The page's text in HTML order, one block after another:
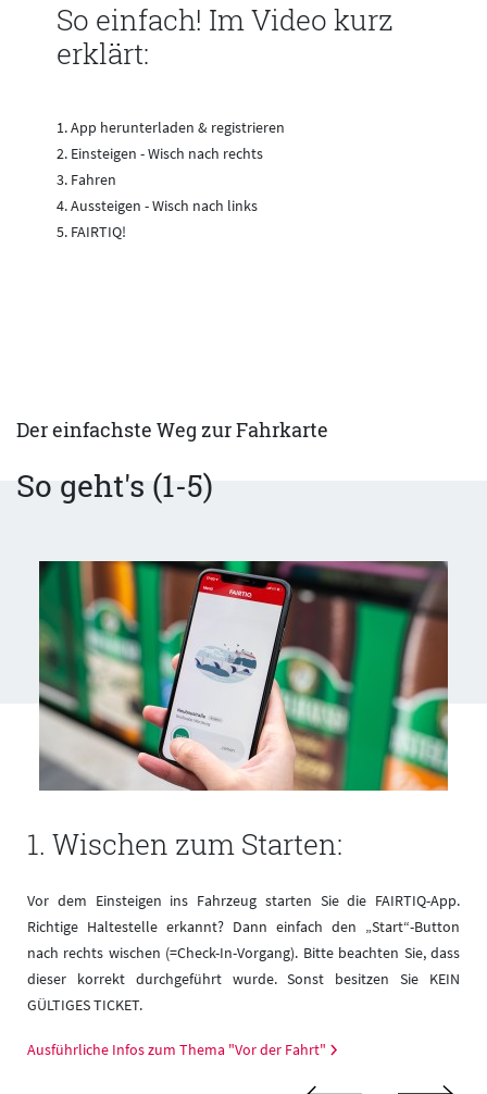
So einfach! Im Video kurz
erklärt:
1. App herunterladen & registrieren
2. Einsteigen - Wisch nach rechts
3. Fahren
4. Aussteigen - Wisch nach links
5. FAIRTIQ!
Der einfachste Weg zur Fahrkarte
So geht's (1-5)
1. Wischen zum Starten:
Vor dem Einsteigen ins Fahrzeug starten Sie die FAIRTIQ-App.
Richtige Haltestelle erkannt? Dann einfach den „Start“-Button
nach rechts wischen (=Check-In-Vorgang). Bitte beachten Sie, dass
dieser korrekt durchgeführt wurde. Sonst besitzen Sie KEIN
GÜLTIGES TICKET.
Ausführliche Infos zum Thema "Vor der Fahrt"